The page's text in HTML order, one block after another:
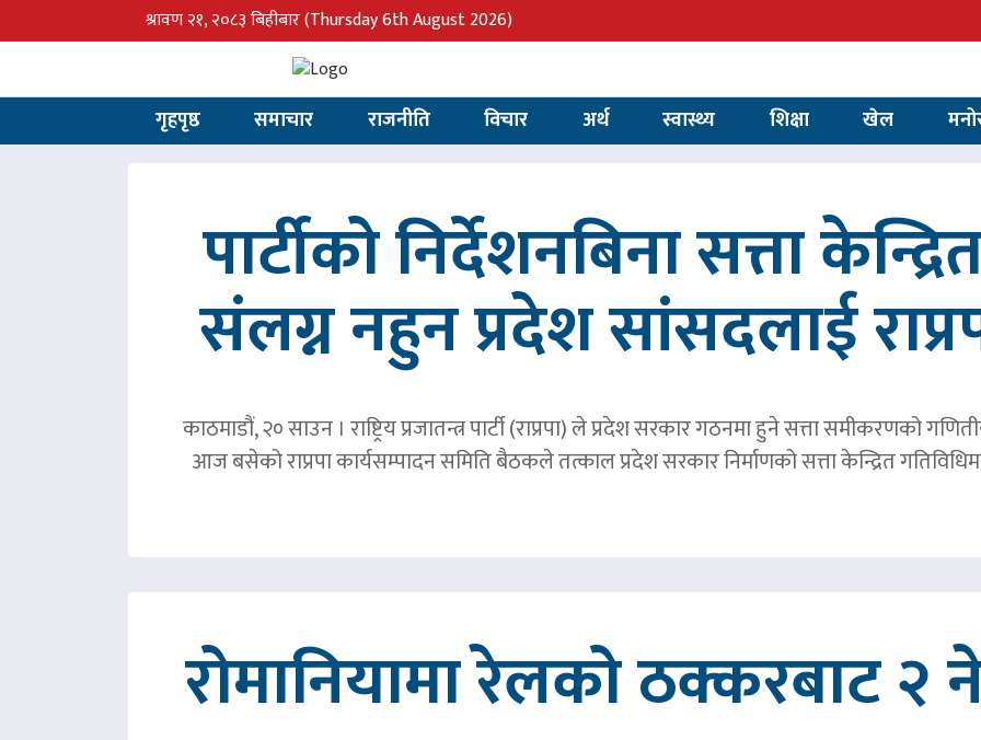
श्रावण २१, २०८३ बिहीबार(Thursday 6th August 2026)
गृहपृष्ठ समाचार राजनीति विचार अर्थ स्वास्थ्य शिक्षा खेल
पार्टीको निर्देशनबिना सत्ता
संलग्न नहुन प्रदेश सांसदलाई
काठमाडौं, २० साउन । राष्ट्रिय प्रजातन्त्र पार्टी (राप्रपा) ले प्रदेश सरकार गठनमा हुने सत्ता समीकरणको
आज बसेको राप्रपा कार्यसम्पादन समिति बैठकले तत्काल प्रदेश सरकार निर्माणको सत्ता केन्द्रित
रोमानियामा रेलको ठक्करबाट २